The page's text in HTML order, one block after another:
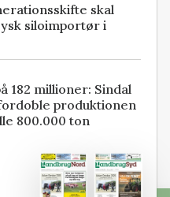
skal
siloimportør i
182 millioner: Sindal
produktionen
800.000 ton